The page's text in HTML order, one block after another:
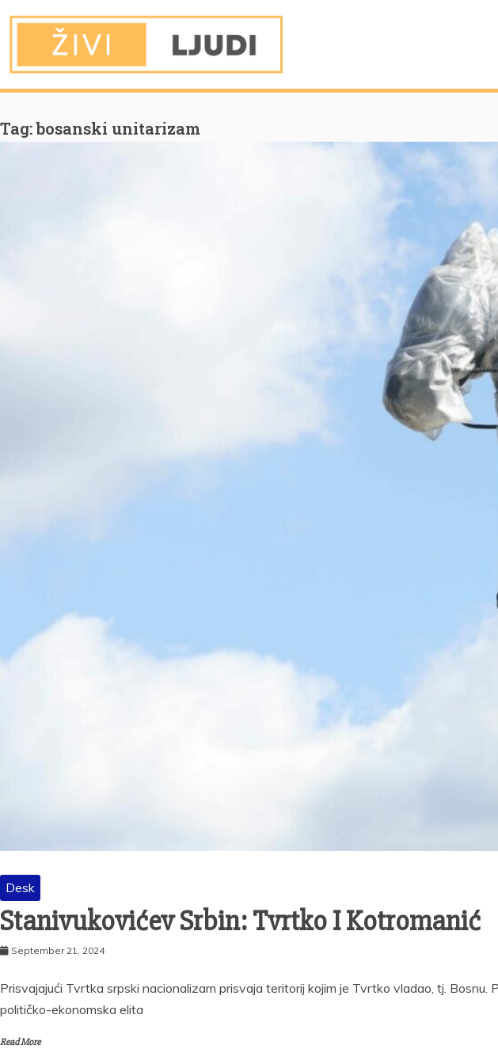
You are Here
Home
bosanski unitarizam
Tag:bosanski unitarizam
Desk
Stanivukovićev Srbin: Tvrtko I Kotromanić
September 21, 2024
Prisvajajući Tvrtka srpski nacionalizam prisvaja teritorij kojim je Tvrtko vladao, tj. Bosnu.
političko-ekonomska elita
Read More